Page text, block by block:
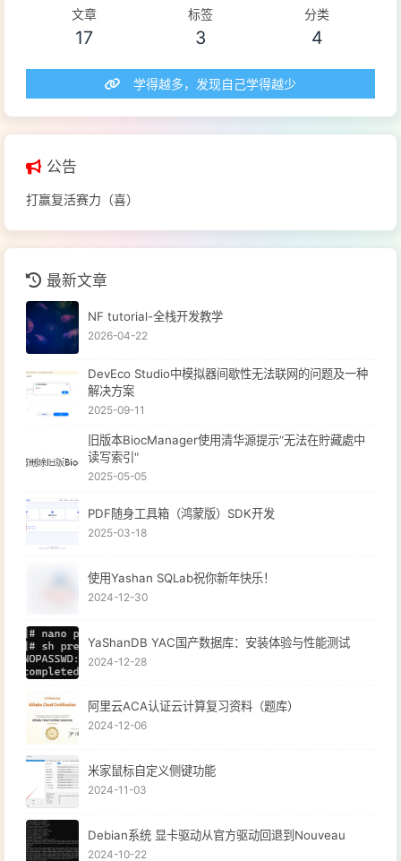
文章
17
标签
3
分类
4
学得越多，发现自己学得越少
公告
打赢复活赛力（喜）
最新文章
NF tutorial-全栈开发教学
2026-04-22
DevEco Studio中模拟器间歇性无法联网的问题及一种
解决方案
2025-09-11
旧版本BiocManager使用清华源提示“无法在貯藏處中
读写索引"
2025-05-05
PDF随身工具箱（鸿蒙版）SDK开发
2025-03-18
使用Yashan SQLab祝你新年快乐！
2024-12-30
YaShanDB YAC国产数据库：安装体验与性能测试
2024-12-28
阿里云ACA认证云计算复习资料（题库）
2024-12-06
米家鼠标自定义侧键功能
2024-11-03
Debian系统 显卡驱动从官方驱动回退到Nouveau
2024-10-22